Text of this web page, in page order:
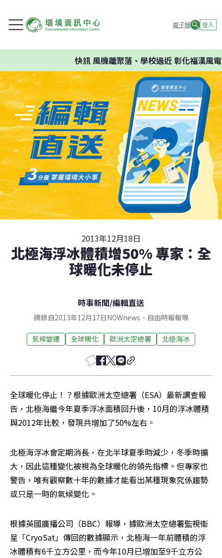
電子報 登入
快訊風機離聚落、學校過近 彰化福漢風電
2013年12月18日
北極海浮冰體積增50% 專家：全
球暖化未停止
時事新聞/編輯直送
摘錄自2013年12月17日NOWnews、自由時報報導
氣候變遷 全球暖化 歐洲太空總署 北極海冰
全球暖化停止！？根據歐洲太空總署（ESA）最新調查報
告，北極海繼今年夏季浮冰面積回升後，10月的浮冰體積
與2012年比較，發現共增加了50%左右。
北極海浮冰會定期消長，在北半球夏季時減少，冬季時擴
大，因此這種變化被視為全球暖化的領先指標。但專家也
警告，唯有觀察數十年的數據才能看出某種現象究係趨勢
或只是一時的氣候變化。
根據英國廣播公司（BBC）報導，據歐洲太空總署監視衞
星「CryoSat」傳回的數據顯示，北極海一年前體積的浮
冰體積有6千立方公里，而今年10月已增加至9千立方公